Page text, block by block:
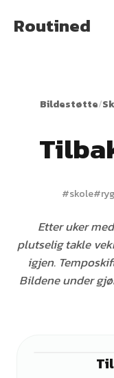
Routined
Bildestøtte/
#skole#
Etter uker
plutselig takle
igjen.
Bildene under